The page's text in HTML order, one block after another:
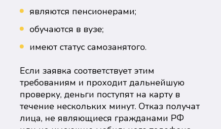
являются пенсионерами;
обучаются в вузе;
имеют статус самозанятого.
Если заявка соответствует этим
требованиям и проходит дальнейшую
проверку, деньги поступят на карту в
течение нескольких минут. Отказ получат
лица, не являющиеся гражданами РФ